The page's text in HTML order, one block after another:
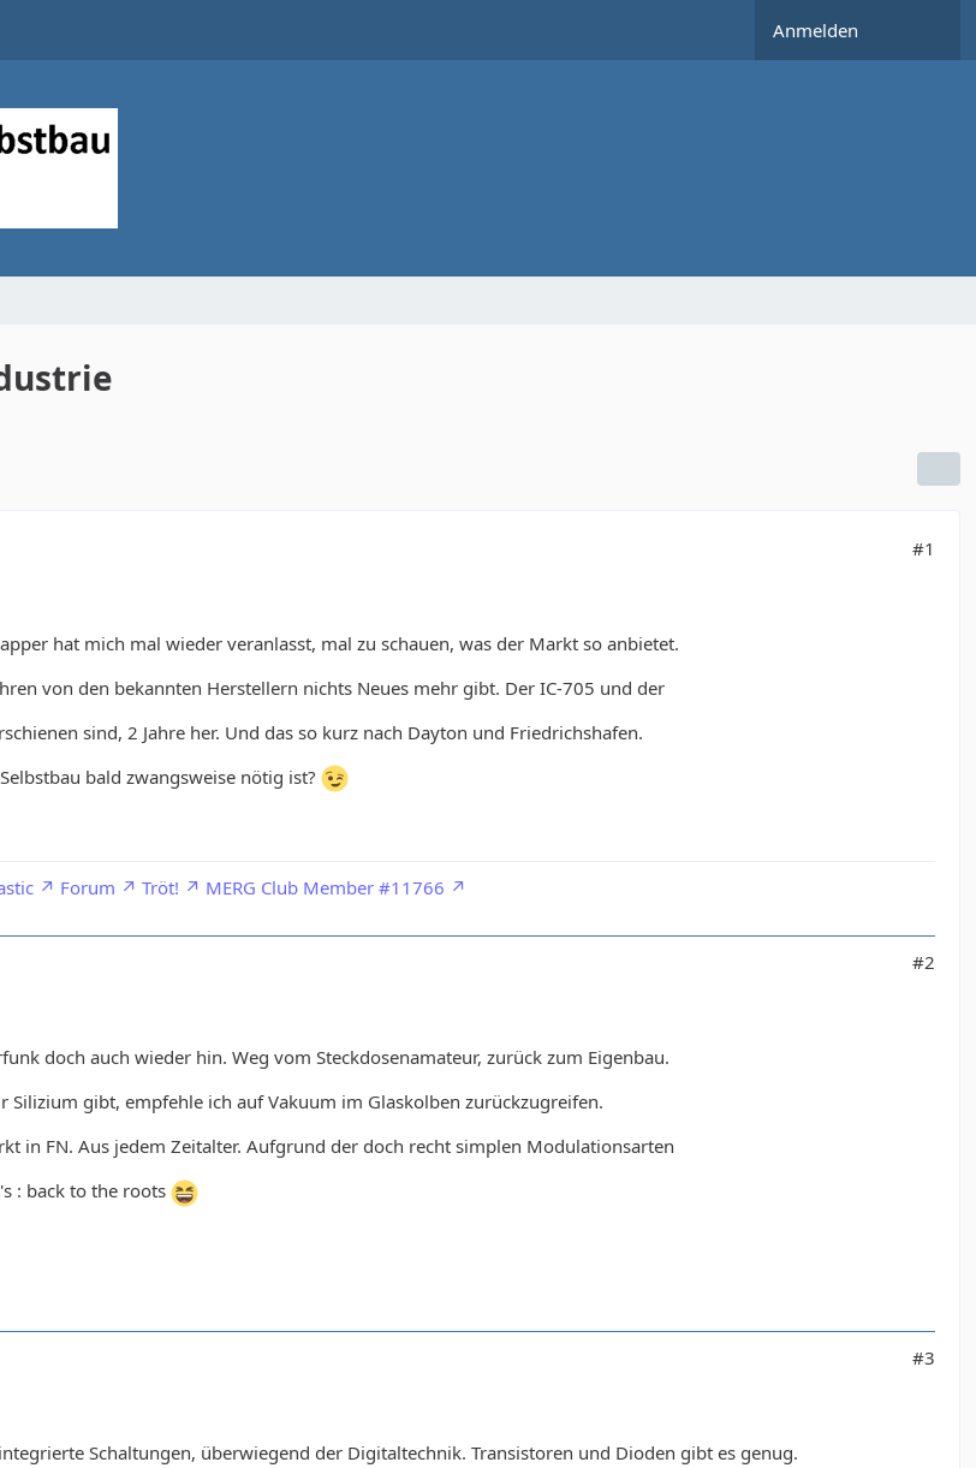
Anmelden
#1
hat mich mal wieder veranlasst, mal zu schauen, was der Markt so anbietet.
von den bekannten Herstellern nichts Neues mehr gibt. Der IC-705 und der
sind, 2 Jahre her. Und das so kurz nach Dayton und Friedrichshafen.
bald zwangsweise nötig ist?
Forum Tröt! MERG Club Member #11766
#2
doch auch wieder hin. Weg vom Steckdosenamateur, zurück zum Eigenbau.
Silizium gibt, empfehle ich auf Vakuum im Glaskolben zurückzugreifen.
in FN. Aus jedem Zeitalter. Aufgrund der doch recht simplen Modulationsarten
: back to the roots
#3
Schaltungen, überwiegend der Digitaltechnik. Transistoren und Dioden gibt es genug.